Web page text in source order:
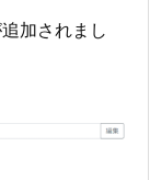
加されまし